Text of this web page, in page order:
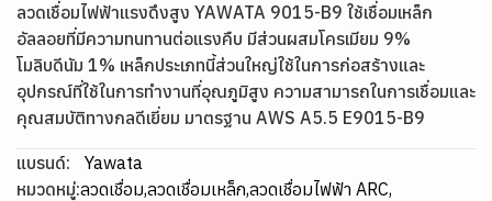
ลวดเชื่อมไฟฟ้าแรงดึงสูง YAWATA 9015-B9 ใช้เชื่อมเหล็ก
อัลลอยที่มีความทนทานต่อแรงคืบ มีส่วนผสมโครเมียม 9%
โมลิบดีนัม 1% เหล็กประเภทนี้ส่วนใหญ่ใช้ในการก่อสร้างและ
อุปกรณ์ที่ใช้ในการทำงานที่อุณภูมิสูง ความสามารถในการเชื่อมและ
คุณสมบัติทางกลดีเยี่ยม มาตรฐาน AWS A5.5 E9015-B9
แบรนด์:
Yawata
หมวดหมู่:ลวดเชื่อม,ลวดเชื่อมเหล็ก,ลวดเชื่อมไฟฟ้า ARC,